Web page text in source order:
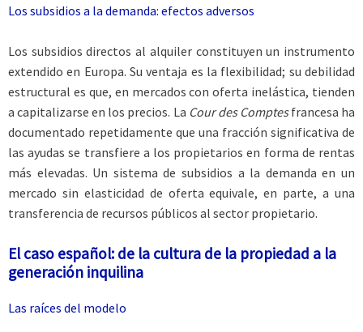
Los subsidios a la demanda: efectos adversos
Los subsidios directos al alquiler constituyen un instrumento
extendido en Europa. Su ventaja es la flexibilidad; su debilidad
estructural es que, en mercados con oferta inelástica, tienden
a capitalizarse en los precios. La Cour des Comptesfrancesa ha
documentado repetidamente que una fracción significativa de
las ayudas se transfiere a los propietarios en forma de rentas
más elevadas. Un sistema de subsidios a la demanda en un
mercado sin elasticidad de oferta equivale, en parte, a una
transferencia de recursos públicos al sector propietario.
El caso español: de la cultura de la propiedad a la
generación inquilina
Las raíces del modelo